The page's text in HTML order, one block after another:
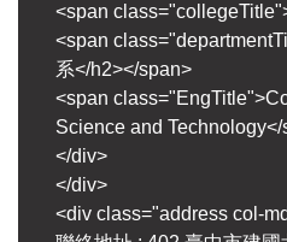
<span
<span
系</h2></span>
<span
Science and Technology</
</div>
</div>
<div class="address col-